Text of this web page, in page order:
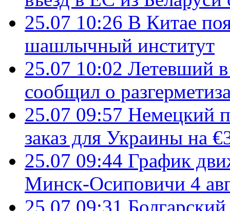
25.07 10:26 В Китае
шашлычный институт
25.07 10:02 Летевший
сообщил о
25.07 09:57 Немецкий
заказ для Украины на
25.07 09:44 График
Минск-Осиповичи 4
25.07 09:31